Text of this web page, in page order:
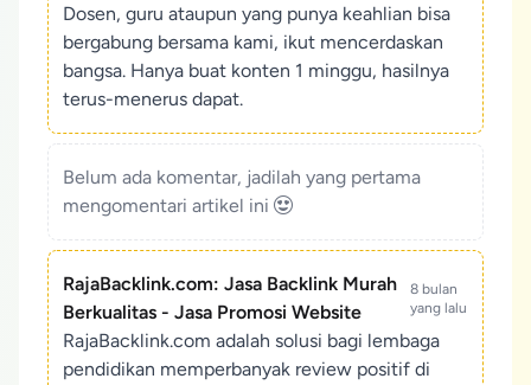
Dosen, guru ataupun yang punya keahlian bisa
bergabung bersama kami, ikut mencerdaskan
bangsa. Hanya buat konten 1 minggu, hasilnya
terus-menerus dapat.
Belum ada komentar, jadilah yang pertama
mengomentari artikel ini
RajaBacklink.com: Jasa Backlink Murah
Berkualitas - Jasa Promosi Website
8 bulan
yang lalu
RajaBacklink.com adalah solusi bagi lembaga
pendidikan memperbanyak review positif di